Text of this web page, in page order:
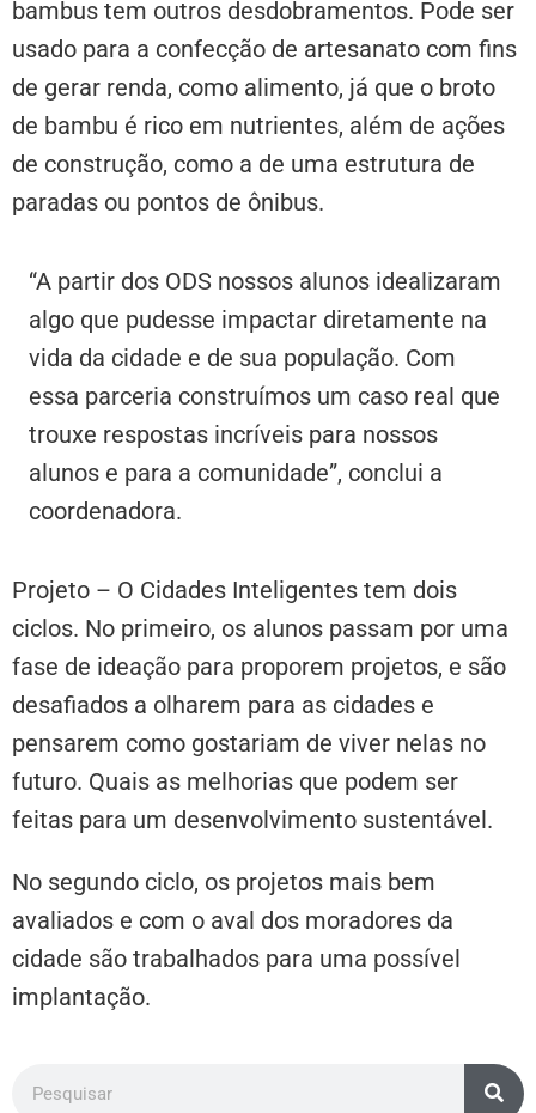
bambus tem outros desdobramentos. Pode ser
usado para a confecção de artesanato com fins
de gerar renda, como alimento, já que o broto
de bambu é rico em nutrientes, além de ações
de construção, como a de uma estrutura de
paradas ou pontos de ônibus.
“A partir dos ODS nossos alunos idealizaram
algo que pudesse impactar diretamente na
vida da cidade e de sua população. Com
essa parceria construímos um caso real que
trouxe respostas incríveis para nossos
alunos e para a comunidade”, conclui a
coordenadora.
Projeto – O Cidades Inteligentes tem dois
ciclos. No primeiro, os alunos passam por uma
fase de ideação para proporem projetos, e são
desafiados a olharem para as cidades e
pensarem como gostariam de viver nelas no
futuro. Quais as melhorias que podem ser
feitas para um desenvolvimento sustentável.
No segundo ciclo, os projetos mais bem
avaliados e com o aval dos moradores da
cidade são trabalhados para uma possível
implantação.